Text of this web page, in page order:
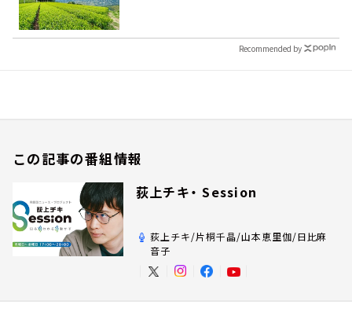
Recommended by
この記事の番組情報
荻上チキ・ Session
荻上チキ/片桐千晶/山本恵里伽/日比麻
音子